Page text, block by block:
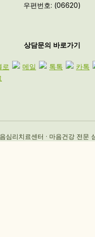
우편번호: (06620)
상담문의 바로가기
심리치료센터 · 마음건강 전문